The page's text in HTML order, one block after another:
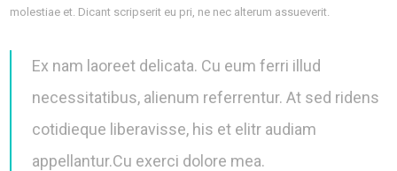
molestiae et. Dicant scripserit eu pri, ne nec alterum assueverit.
Ex nam laoreet delicata. Cu eum ferri illud
necessitatibus, alienum referrentur. At sed ridens
cotidieque liberavisse, his et elitr audiam
appellantur.Cu exerci dolore mea.